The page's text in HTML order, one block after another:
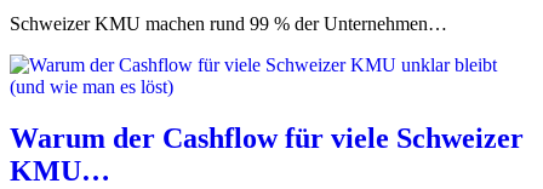
Schweizer KMU machen rund 99 % der Unternehmen…
Warum der Cashflow für viele Schweizer
KMU…